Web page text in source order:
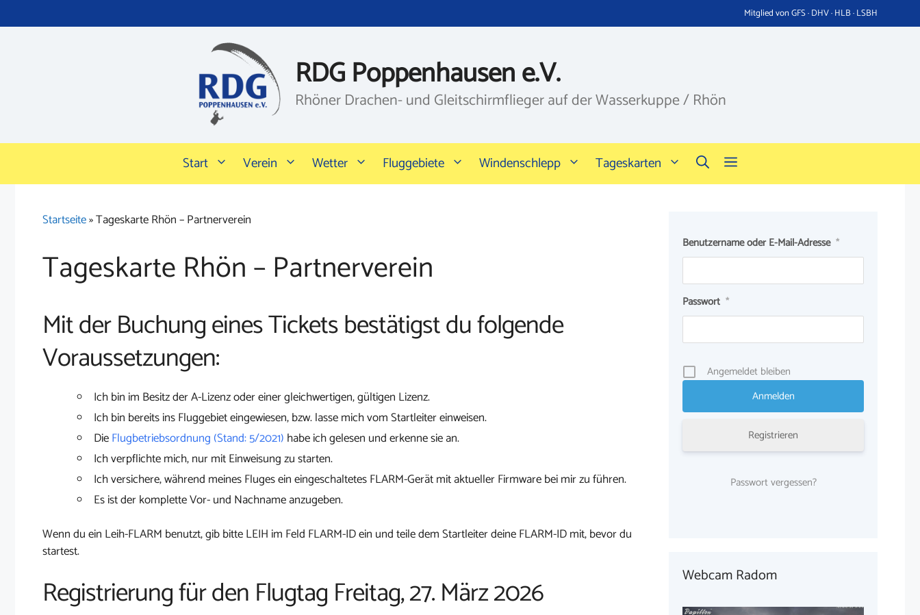
Inhalt
Mitglied von GFS · DHV · HLB · LSBH
RDG Poppenhausen e.V.
Rhöner Drachen- und Gleitschirmflieger auf der Wasserkuppe / Rhön
Start Verein Wetter Fluggebiete Windenschlepp Tageskarten
Startseite»Tageskarte Rhön – Partnerverein
Tageskarte Rhön – Partnerverein
Mit der Buchung eines Tickets bestätigst du folgende
Voraussetzungen:
Ich bin im Besitz der A-Lizenz oder einer gleichwertigen, gültigen Lizenz.
Ich bin bereits ins Fluggebiet eingewiesen, bzw. lasse mich vom Startleiter einweisen.
DieFlugbetriebsordnung (Stand: 5/2021) habe ich gelesen und erkenne sie an.
Ich verpflichte mich, nur mit Einweisung zu starten.
Ich versichere, während meines Fluges ein eingeschaltetes FLARM-Gerät mit aktueller Firmware bei mir zu führen.
Es ist der komplette Vor- und Nachname anzugeben.
Wenn du ein Leih-FLARM benutzt, gib bitte LEIH im Feld FLARM-ID ein und teile dem Startleiter deine FLARM-ID mit, bevor du
startest.
Registrierung für den Flugtag Freitag, 27. März 2026
Benutzername oder E-Mail-Adresse *
Passwort *
Angemeldet bleiben
Registrieren
Passwort vergessen?
Webcam Radom